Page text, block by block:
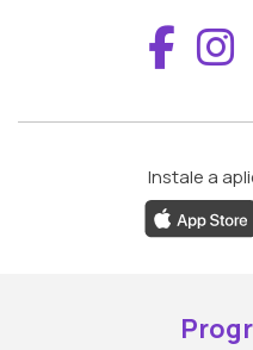
Instale a